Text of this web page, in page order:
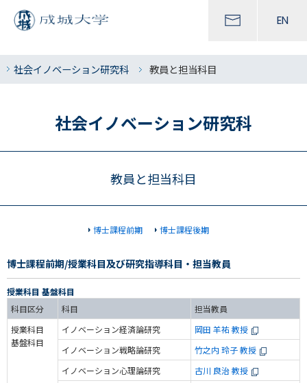
EN
社会イノベーション研究科 教員と担当科目
社会イノベーション研究科
教員と担当科目
博士課程前期 博士課程後期
博士課程前期/授業科目及び研究指導科目・担当教員
授業科目 基盤科目
科目区分
科目
担当教員
授業科目
基盤科目
イノベーション経済論研究
岡田 羊祐 教授
イノベーション戦略論研究
竹之内 玲子 教授
イノベーション心理論研究
古川 良治 教授